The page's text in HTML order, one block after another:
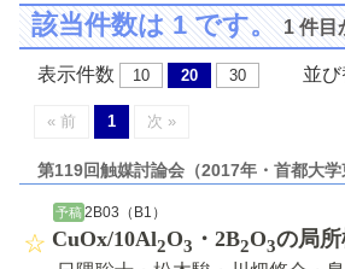
該当件数は 1 です。1 件目
表示件数 10 20 30 並び
« 前 1 次 »
第119回触媒討論会（2017年・首都大学
予稿 2B03（B1）
CuOx/10Al2O3 ・2B2O3の局